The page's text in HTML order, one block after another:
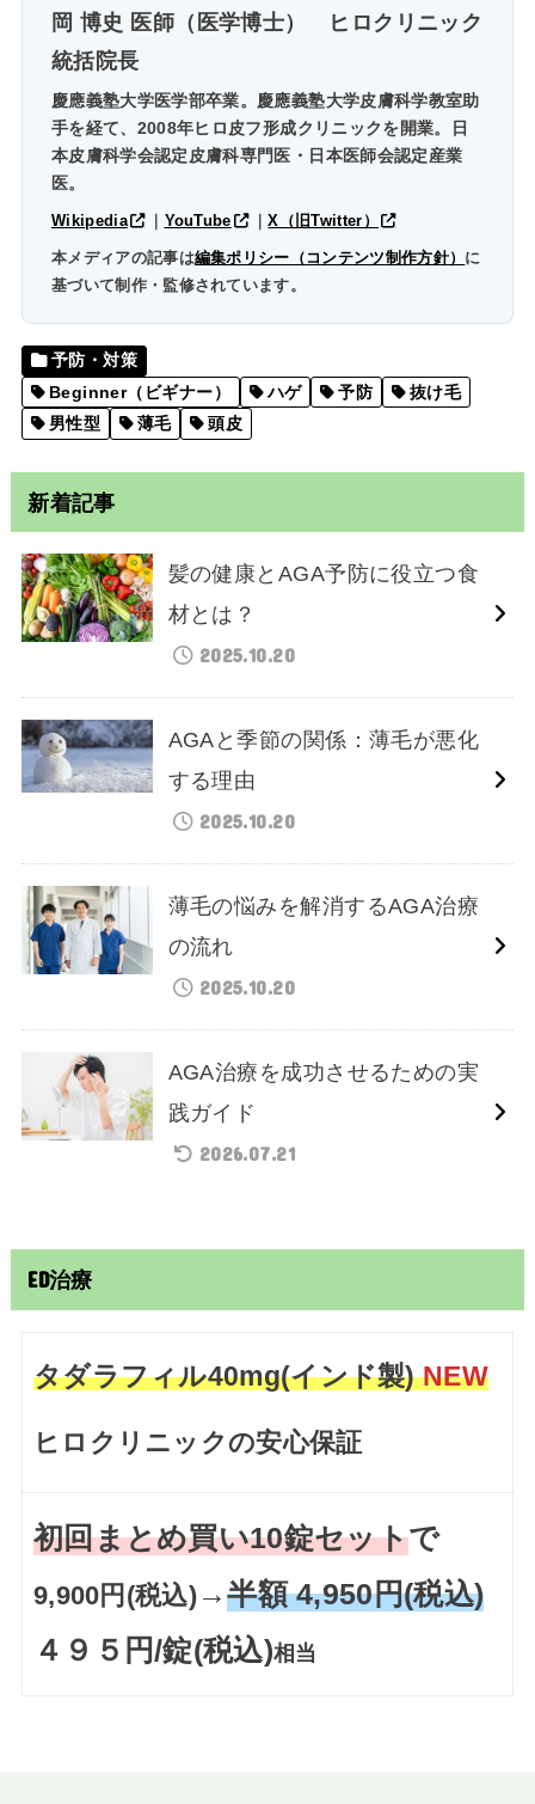
岡 博史 医師（医学博士）
ヒロクリニック
統括院長
慶應義塾大学医学部卒業。慶應義塾大学皮膚科学教室助
手を経て、2008年ヒロ皮フ形成クリニックを開業。日
本皮膚科学会認定皮膚科専門医・日本医師会認定産業
医。
Wikipedia ｜ YouTube ｜X（旧Twitter）
本メディアの記事は編集ポリシー（コンテンツ制作方針） に
基づいて制作・監修されています。
予防・対策
Beginner（ビギナー）
ハゲ 予防
抜け毛
男性型
薄毛 頭皮
新着記事
髪の健康とAGA予防に役立つ食
材とは？
2025.10.20
AGAと季節の関係：薄毛が悪化
する理由
2025.10.20
薄毛の悩みを解消するAGA治療
の流れ
2025.10.20
AGA治療を成功させるための実
践ガイド
2026.07.21
ED治療
タダラフィル40mg(インド製)NEW
ヒロクリニックの安心保証
初回まとめ買い10錠セットで
9,900円(税込)→半額 4,950円(税込)
４９５円/錠(税込)相当